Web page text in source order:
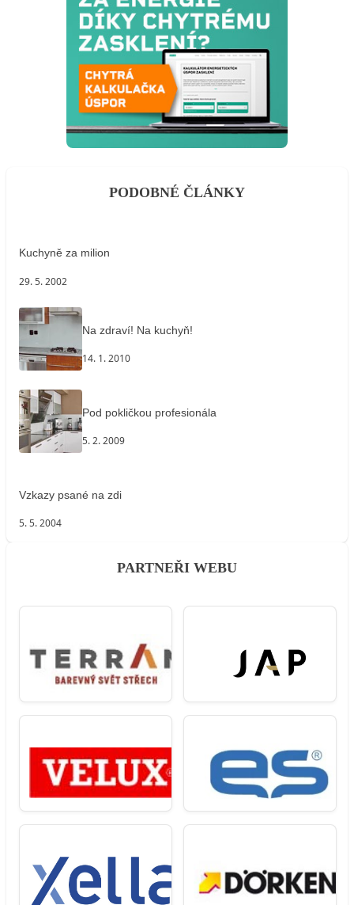
PODOBNÉ ČLÁNKY
Kuchyně za milion
29. 5. 2002
Na zdraví! Na kuchyň!
14. 1. 2010
Pod pokličkou profesionála
5. 2. 2009
Vzkazy psané na zdi
5. 5. 2004
PARTNEŘI WEBU